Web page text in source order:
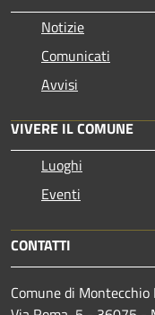
Notizie
Comunicati
Avvisi
VIVERE IL COMUNE
Luoghi
Eventi
CONTATTI
Comune di Montecchio